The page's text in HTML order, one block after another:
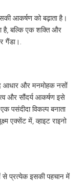
आकर्षण को बढ़ाता है।
है, बल्कि एक शक्ति और
गैंडा।.
आधार और मनमोहक नसों
और सौंदर्य आकर्षण इसे
पसंदीदा विकल्प बनाता
एक्सेंट में, व्हाइट राइनो
से प्रत्येक इसकी पहचान में